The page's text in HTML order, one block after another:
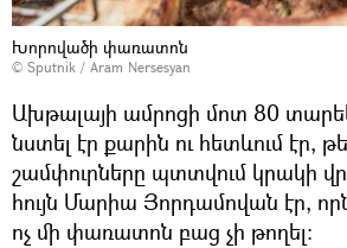
Խորովածի փառատոն
© Sputnik / Aram Nersesyan
Ախթալայի ամրոցի մոտ 80
նստել էր քարին ու հետևում էր,
շամփուրները պտտվում կրակի
հույն Մարիա Յորդամովան էր,
ոչ մի փառատոն բաց չի թողել: